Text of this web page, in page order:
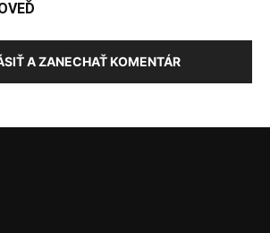
A ZANECHAŤ KOMENTÁR